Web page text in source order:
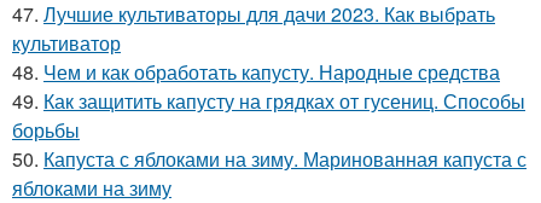
47. Лучшие культиваторы для дачи 2023. Как выбрать
культиватор
48. Чем и как обработать капусту. Народные средства
49. Как защитить капусту на грядках от гусениц. Способы
борьбы
50. Капуста с яблоками на зиму. Маринованная капуста с
яблоками на зиму